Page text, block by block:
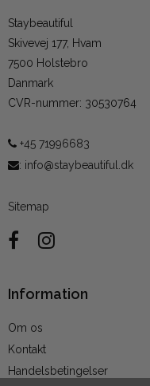
Staybeautiful
Skivevej 177, Hvam
7500 Holstebro
Danmark
CVR-nummer: 30530764
+45 71996683
: info@staybeautiful.dk
Sitemap
Information
Om os
Kontakt
Handelsbetingelser